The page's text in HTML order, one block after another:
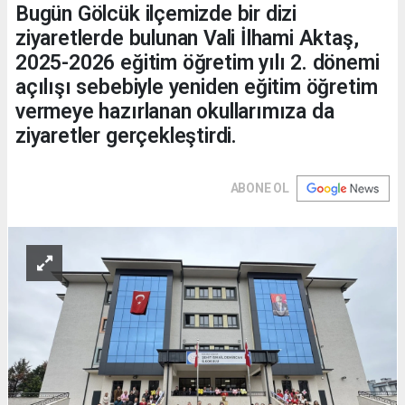
Bugün Gölcük ilçemizde bir dizi
ziyaretlerde bulunan Vali İlhami Aktaş,
2025-2026 eğitim öğretim yılı 2. dönemi
açılışı sebebiyle yeniden eğitim öğretim
vermeye hazırlanan okullarımıza da
ziyaretler gerçekleştirdi.
ABONE OL